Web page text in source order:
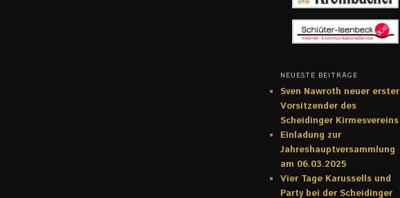
NEUESTE BEITRÄGE
Sven Nawroth neuer erster
Vorsitzender des
Scheidinger Kirmesvereins
Einladung zur
Jahreshauptversammlung
am 06.03.2025
Vier Tage Karussells und
Party bei der Scheidinger